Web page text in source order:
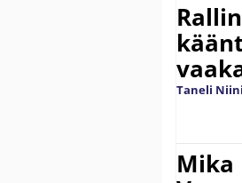
Taneli
Mika